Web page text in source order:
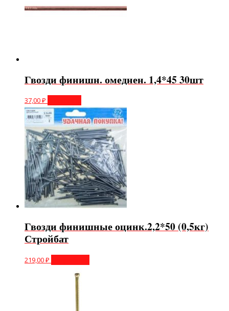
Гвозди финишн. омеднен. 1,4*45 30шт
37,00₽
Гвозди финишные оцинк.2,2*50 (0,5кг)
Стройбат
219,00₽